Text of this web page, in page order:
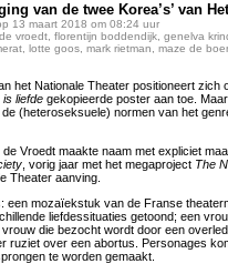
van de twee Korea’s’ van
13 maart 2018 om 08:24 uur
vroedt florentijn boddendijk genelva
lotte goos mark rietman maze de boer
het Nationale Theater positioneert zich
is liefde gekopieerde poster aan toe. Maar
(heteroseksuele) normen van het
Vroedt maakte naam met expliciet
, vorig jaar met het megaproject The
Theater aanving.
een mozaïekstuk van de Franse
liefdessituaties getoond; een
die bezocht wordt door een
ruziet over een abortus. Personages
te worden gemaakt.